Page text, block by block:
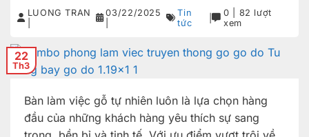
LUONG TRAN
03/22/2025
Tin
tức
|
0 | 82 lượt
xem
22
Th3
Bàn làm việc gỗ tự nhiên luôn là lựa chọn hàng
đầu của những khách hàng yêu thích sự sang